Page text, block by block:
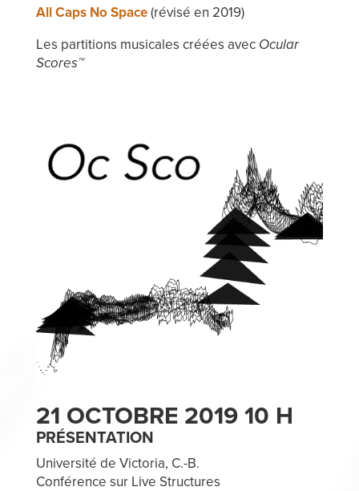
All Caps No Space(révisé en 2019)
Les partitions musicales créées avec Ocular
Scores™
21 OCTOBRE 2019 10 H
PRÉSENTATION
Université de Victoria, C.-B.
Conférence sur Live Structures